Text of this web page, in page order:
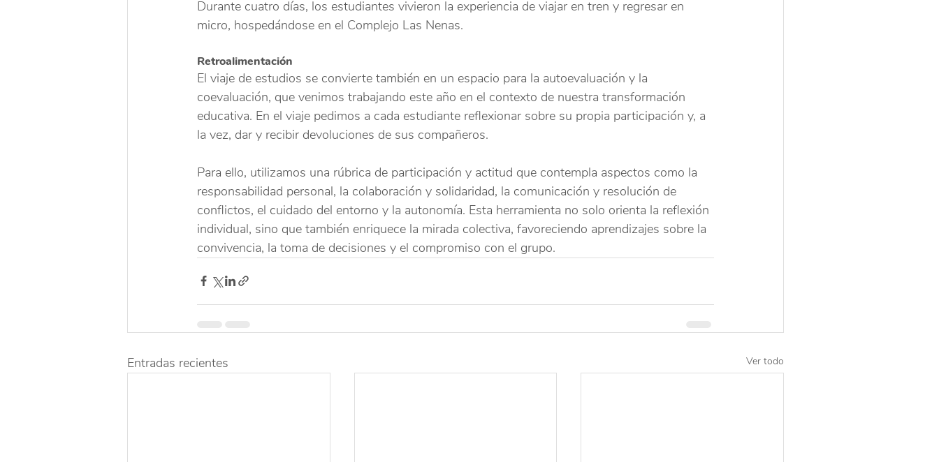
Durante cuatro días, los estudiantes vivieron la experiencia de viajar en tren y regresar en
micro, hospedándose en el Complejo Las Nenas.
Retroalimentación
El viaje de estudios se convierte también en un espacio para la autoevaluación y la
coevaluación, que venimos trabajando este año en el contexto de nuestra transformación
educativa. En el viaje pedimos a cada estudiante reflexionar sobre su propia participación y, a
la vez, dar y recibir devoluciones de sus compañeros.
Para ello, utilizamos una rúbrica de participación y actitud que contempla aspectos como la
responsabilidad personal, la colaboración y solidaridad, la comunicación y resolución de
conflictos, el cuidado del entorno y la autonomía. Esta herramienta no solo orienta la reflexión
individual, sino que también enriquece la mirada colectiva, favoreciendo aprendizajes sobre la
convivencia, la toma de decisiones y el compromiso con el grupo.
Entradas recientes Ver todo